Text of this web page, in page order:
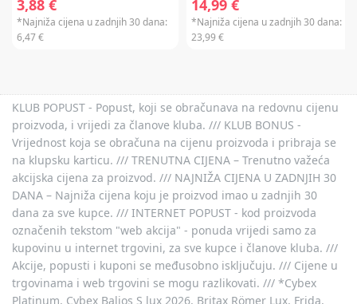
3,88 €
*Najniža cijena u zadnjih 30 dana:
6,47 €
14,99 €
*Najniža cijena u zadnjih 30 dana:
23,99 €
KLUB POPUST - Popust, koji se obračunava na redovnu cijenu
proizvoda, i vrijedi za članove kluba. /// KLUB BONUS -
Vrijednost koja se obračuna na cijenu proizvoda i pribraja se
na klupsku karticu. /// TRENUTNA CIJENA – Trenutno važeća
akcijska cijena za proizvod. /// NAJNIŽA CIJENA U ZADNJIH 30
DANA – Najniža cijena koju je proizvod imao u zadnjih 30
dana za sve kupce. /// INTERNET POPUST - kod proizvoda
označenih tekstom "web akcija" - ponuda vrijedi samo za
kupovinu u internet trgovini, za sve kupce i članove kluba. ///
Akcije, popusti i kuponi se međusobno isključuju. /// Cijene u
trgovinama i web trgovini se mogu razlikovati. /// *Cybex
Platinum, Cybex Balios S lux 2026, Britax Römer Lux, Frida,